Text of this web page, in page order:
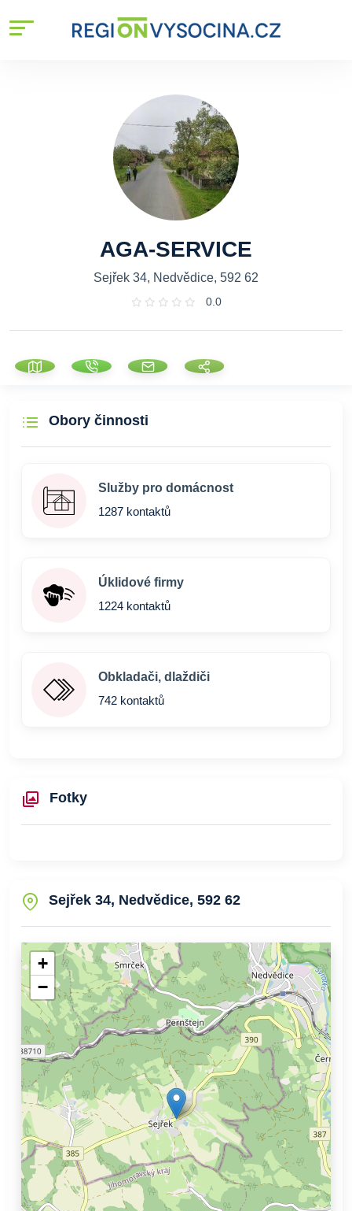
AGA-SERVICE
Sejřek 34, Nedvědice, 592 62
0.0
Obory činnosti
Služby pro domácnost
1287 kontaktů
Úklidové firmy
1224 kontaktů
Obkladači, dlaždiči
742 kontaktů
Fotky
Sejřek 34, Nedvědice, 592 62
+
−